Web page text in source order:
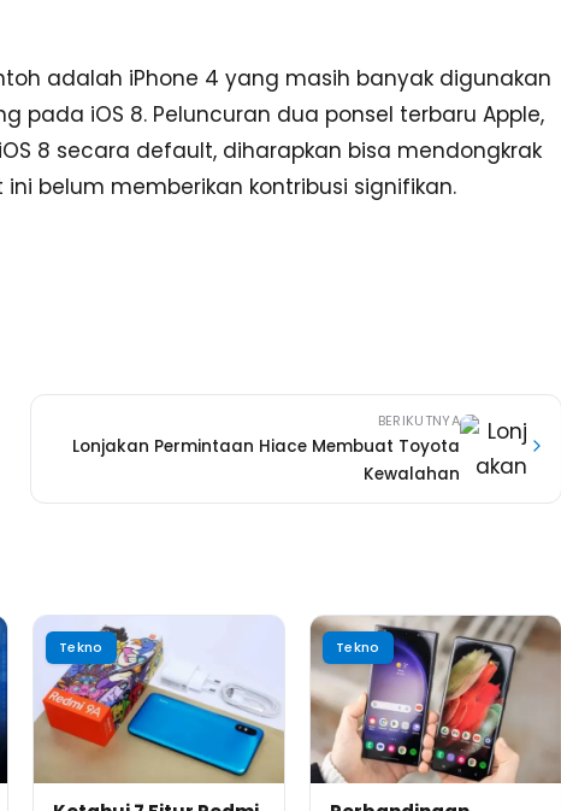
adalah iPhone 4 yang masih banyak digunakan
iOS 8. Peluncuran dua ponsel terbaru Apple,
8 secara default, diharapkan bisa mendongkrak
belum memberikan kontribusi signifikan.
BERIKUTNYA
Lonjakan Permintaan Hiace Membuat Toyota
Kewalahan
Tekno Tekno